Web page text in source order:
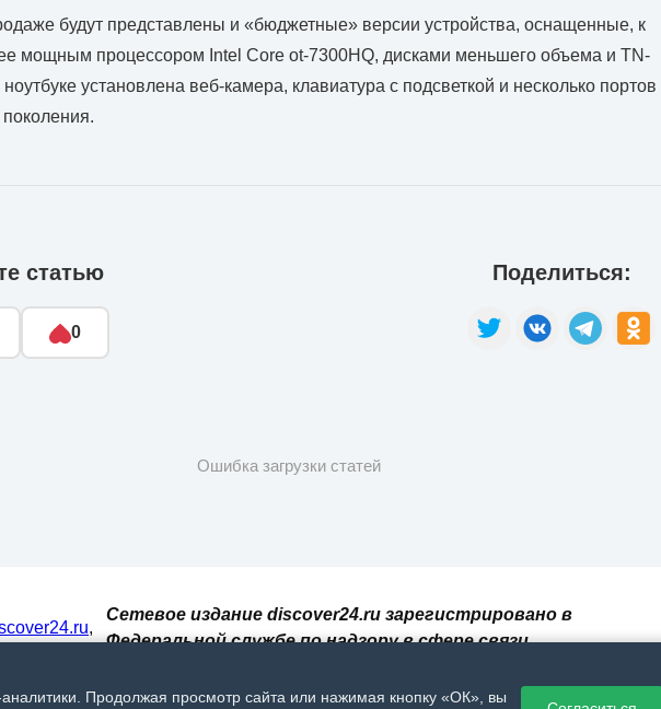
будут представлены и «бюджетные» версии устройства, оснащенные, к
мощным процессором Intel Core ot-7300HQ, дисками меньшего объема и TN-
установлена веб-камера, клавиатура с подсветкой и несколько портов
поколения.
статью
0
Поделиться:
Ошибка загрузки статей
Сетевое издание discover24.ru зарегистрировано в
Федеральной службе по надзору в сфере связи,
коммуникаций (Роскомнадзор). Регистрационный
,
Продолжая просмотр сайта или нажимая кнопку «ОК», вы